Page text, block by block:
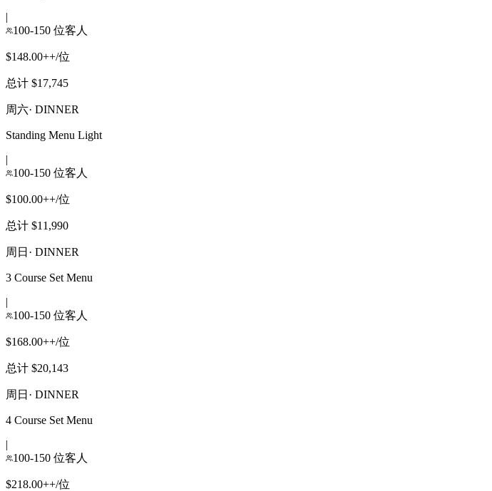
|
100-150 位客人
$148.00++/位
总计 $17,745
周六· DINNER
Standing Menu Light
|
100-150 位客人
$100.00++/位
总计 $11,990
周日 · DINNER
3 Course Set Menu
|
100-150 位客人
$168.00++/位
总计 $20,143
周日 · DINNER
4 Course Set Menu
|
100-150 位客人
$218.00++/位